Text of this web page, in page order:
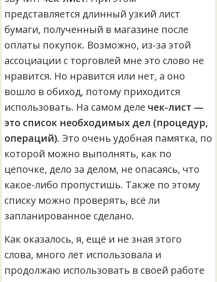
представляется длинный узкий лист
бумаги, полученный в магазине после
оплаты покупок. Возможно, из-за этой
ассоциации с торговлей мне это слово не
нравится. Но нравится или нет, а оно
вошло в обиход, потому приходится
использовать. На самом деле чек-лист —
это список необходимых дел (процедур,
операций). Это очень удобная памятка, по
которой можно выполнять, как по
цепочке, дело за делом, не опасаясь, что
какое-либо пропустишь. Также по этому
списку можно проверять, всё ли
запланированное сделано.
Как оказалось, я, ещё и не зная этого
слова, много лет использовала и
продолжаю использовать в своей работе